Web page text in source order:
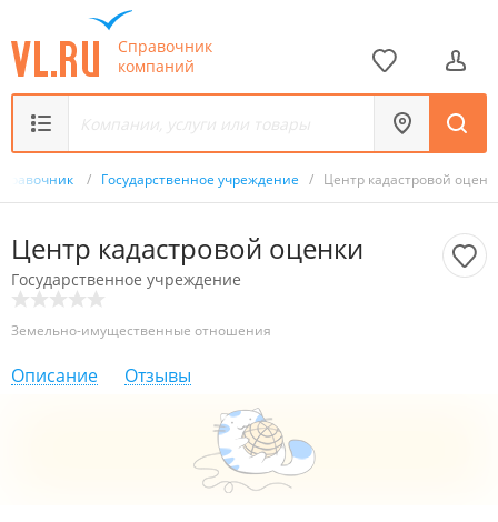
Справочник
компаний
/ Государственное учреждение / Центр кадастровой
Центр кадастровой оценки
Государственное учреждение
Земельно-имущественные отношения
Описание Отзывы